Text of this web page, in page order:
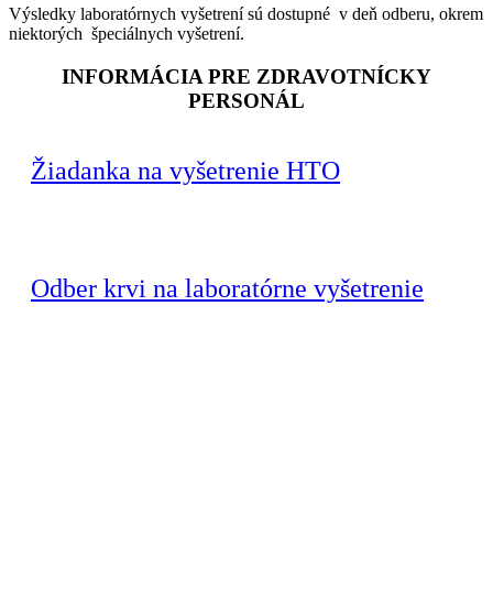
Výsledky laboratórnych vyšetrení sú dostupné v deň odberu, okrem
niektorých špeciálnych vyšetrení.
INFORMÁCIA PRE ZDRAVOTNÍCKY
PERSONÁL
Žiadanka na vyšetrenie HTO
Odber krvi na laboratórne vyšetrenie